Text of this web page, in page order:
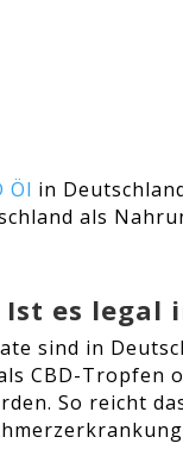
Öl in
als
Ist es legal
sind in
CBD-Tropfen
So reicht